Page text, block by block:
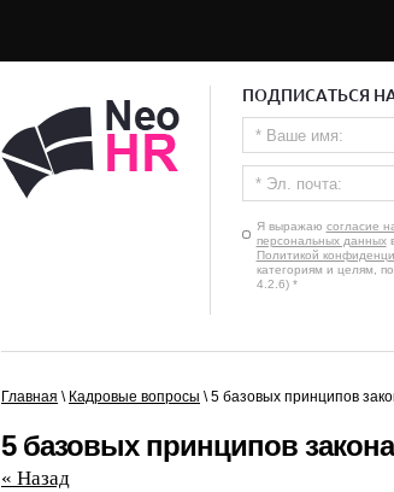
ПОДПИСАТЬСЯ
Я выражаю согласие
персональных данных
Политикой
категориям и целям,
4.2.6) *
Главная \ Кадровые вопросы \5 базовых принципов
5 базовых принципов
« Назад